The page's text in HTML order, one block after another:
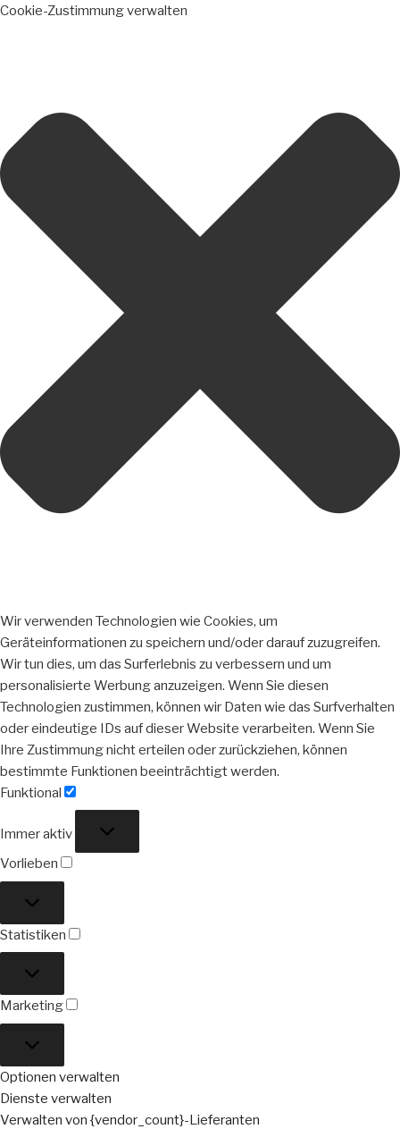
Cookie-Zustimmung verwalten
Wir verwenden Technologien wie Cookies, um
Geräteinformationen zu speichern und/oder darauf zuzugreifen.
Wir tun dies, um das Surferlebnis zu verbessern und um
personalisierte Werbung anzuzeigen. Wenn Sie diesen
Technologien zustimmen, können wir Daten wie das Surfverhalten
oder eindeutige IDs auf dieser Website verarbeiten. Wenn Sie
Ihre Zustimmung nicht erteilen oder zurückziehen, können
bestimmte Funktionen beeinträchtigt werden.
Funktional
Immer aktiv
Vorlieben
Statistiken
Marketing
Optionen verwalten
Dienste verwalten
Verwalten von {vendor_count}-Lieferanten